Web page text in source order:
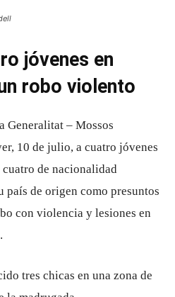
jóvenes en
robo violento
Generalitat – Mossos
10 de julio, a cuatro jóvenes
de nacionalidad
de origen como presuntos
con violencia y lesiones en
tres chicas en una zona de